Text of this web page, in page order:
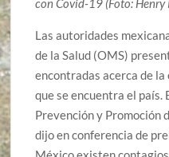
con Covid-19 (Foto: Henry
Las autoridades
de la Salud (OMS)
encontradas acerca de
que se encuentra el país.
Prevención y Promoción
dijo en conferencia de